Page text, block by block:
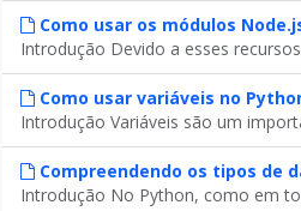
Como usar os módulos
Introdução Devido a esses
Como usar variáveis ​​no
Introdução Variáveis são um
Compreendendo os tipos de
Introdução No Python, como em